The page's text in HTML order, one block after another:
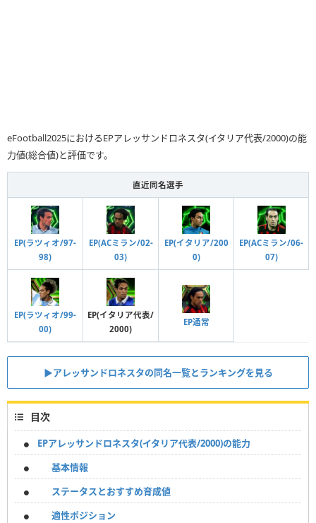
eFootball2025におけるEPアレッサンドロネスタ(イタリア代表/2000)の能
力値(総合値)と評価です。
直近同名選手
EP(ラツィオ/97-
98)
EP(ACミラン/02-
03)
EP(イタリア/200
0)
EP(ACミラン/06-
07)
EP(ラツィオ/99-
00)
EP(イタリア代表/
2000)
EP通常
▶︎アレッサンドロネスタの同名一覧とランキングを見る
目次
EPアレッサンドロネスタ(イタリア代表/2000)の能力
基本情報
ステータスとおすすめ育成値
適性ポジション